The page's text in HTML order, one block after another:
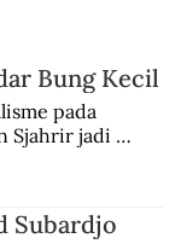
di
Bung Kecil
pada
Sjahrir jadi
Subardjo